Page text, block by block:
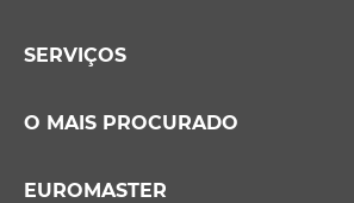
Sem esvaziamento limitado (0)
Mais opções
SERVIÇOS
O MAIS PROCURADO
EUROMASTER